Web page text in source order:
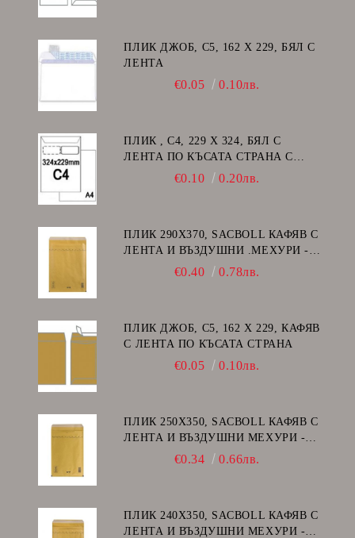
ПЛИК ДЖОБ, C5, 162 Х 229, БЯЛ С
ЛЕНТА
€0.05 0.10лв.
ПЛИК , C4, 229 Х 324, БЯЛ С
ЛЕНТА ПО КЪСАТА СТРАНА С
ДЕСЕН ПРОЗОРЕЦ
€0.10 0.20лв.
ПЛИК 290Х370, SACBOLL КАФЯВ С
ЛЕНТА И ВЪЗДУШНИ .МЕХУРИ -
€0.40 0.78лв.
ПЛИК ДЖОБ, C5, 162 Х 229, КАФЯВ
С ЛЕНТА ПО КЪСАТА СТРАНА
€0.05 0.10лв.
ПЛИК 250Х350, SACBOLL КАФЯВ С
ЛЕНТА И ВЪЗДУШНИ МЕХУРИ -
€0.34 0.66лв.
ПЛИК 240Х350, SACBOLL КАФЯВ С
ЛЕНТА И ВЪЗДУШНИ МЕХУРИ -